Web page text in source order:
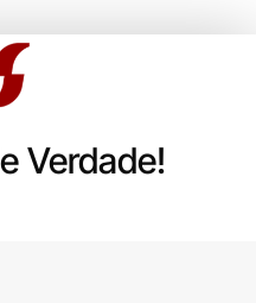
Verdade!